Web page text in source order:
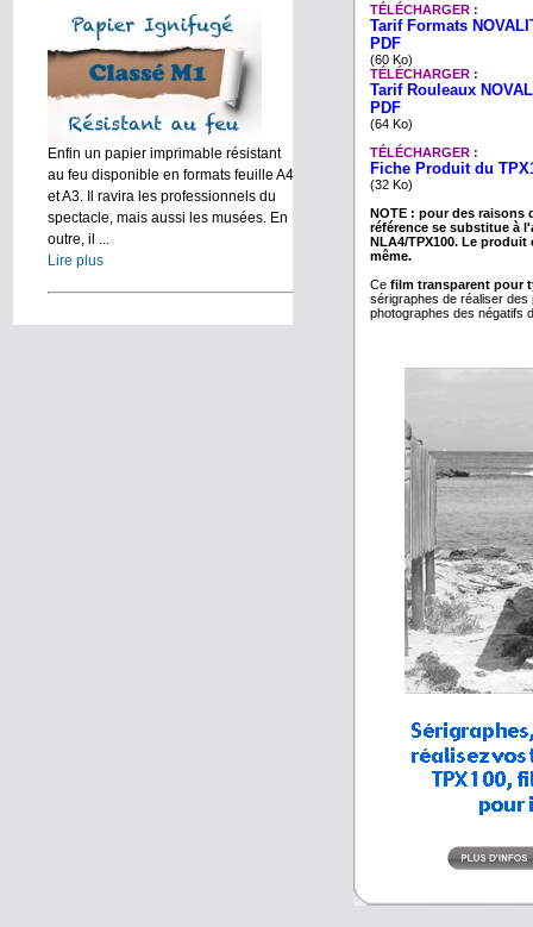
Enfin un papier imprimable résistant
au feu disponible en formats feuille A4
et A3. Il ravira les professionnels du
spectacle, mais aussi les musées. En
outre, il ...
Lire plus
TÉLÉCHARGER :
Tarif Formats
PDF
(60 Ko)
TÉLÉCHARGER :
Tarif Rouleaux
PDF
(64 Ko)
TÉLÉCHARGER :
Fiche Produit du
(32 Ko)
NOTE : pour des raisons
référence se substitue à
NLA4/TPX100. Le produit
même.
Ce film transparent pour
sérigraphes de réaliser des
photographes des négatifs